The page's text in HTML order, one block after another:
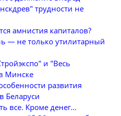
трудности не
амнистия капиталов?
— не только утилитарный
и "Весь
Минске
развития
Беларуси
все. Кроме денег...